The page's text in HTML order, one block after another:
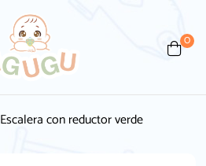
0
Escalera con reductor verde